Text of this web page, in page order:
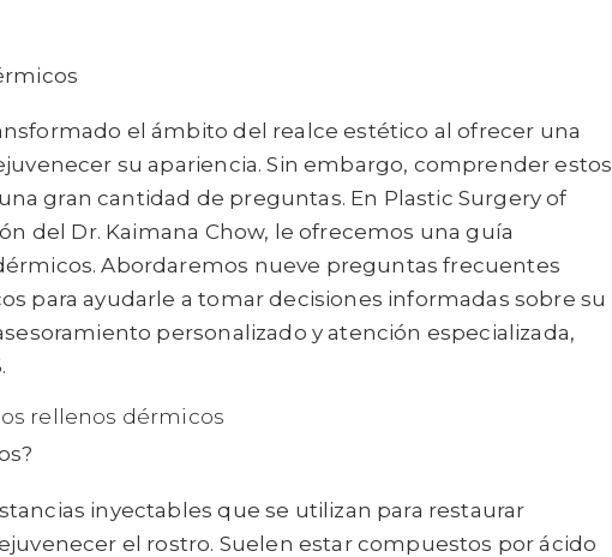
el ámbito del realce estético al ofrecer una
su apariencia. Sin embargo, comprender estos
gran cantidad de preguntas. En Plastic Surgery of
del Dr. Kaimana Chow, le ofrecemos una guía
Abordaremos nueve preguntas frecuentes
para ayudarle a tomar decisiones informadas sobre su
personalizado y atención especializada,
rellenos dérmicos
inyectables que se utilizan para restaurar
el rostro. Suelen estar compuestos por ácido